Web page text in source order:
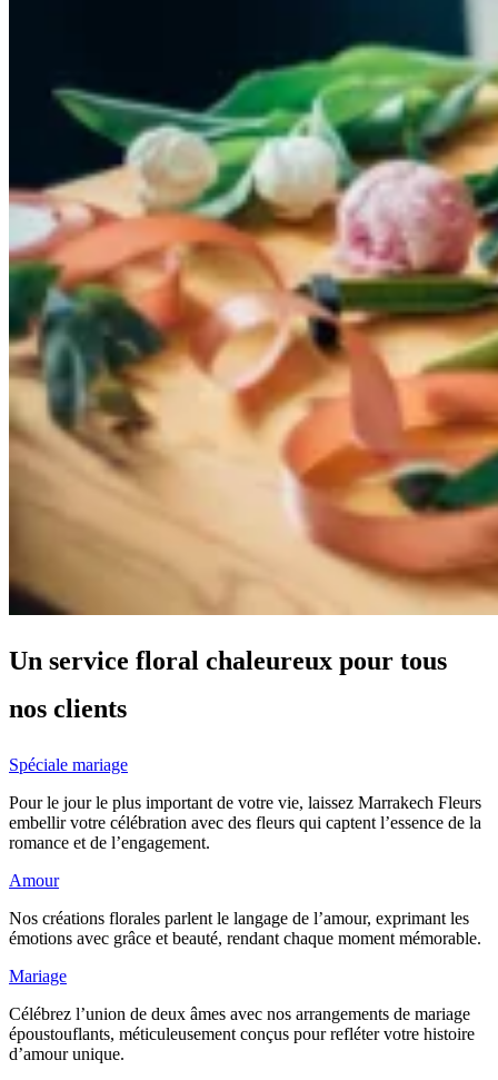
Un service floral chaleureux pour tous
nos clients
Spéciale mariage
Pour le jour le plus important de votre vie, laissez Marrakech Fleurs
embellir votre célébration avec des fleurs qui captent l’essence de la
romance et de l’engagement.
Amour
Nos créations florales parlent le langage de l’amour, exprimant les
émotions avec grâce et beauté, rendant chaque moment mémorable.
Mariage
Célébrez l’union de deux âmes avec nos arrangements de mariage
époustouflants, méticuleusement conçus pour refléter votre histoire
d’amour unique.